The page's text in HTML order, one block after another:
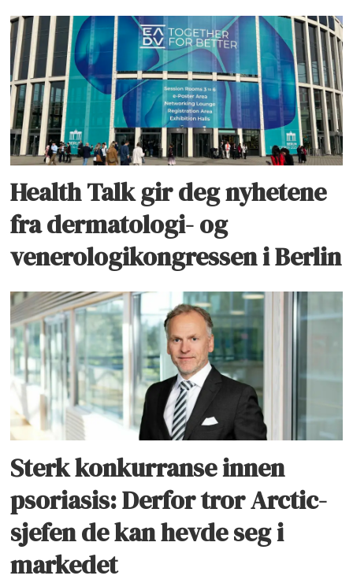
Health Talk gir deg nyhetene
fra dermatologi- og
venerologikongressen i Berlin
Sterk konkurranse innen
psoriasis: Derfor tror Arctic-
sjefen de kan hevde seg i
markedet